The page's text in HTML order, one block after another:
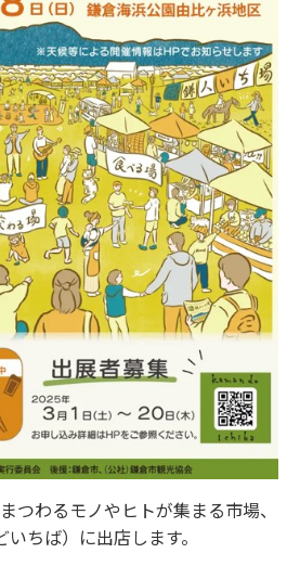
つわるモノやヒトが集まる市場、
ちば）に出店します。